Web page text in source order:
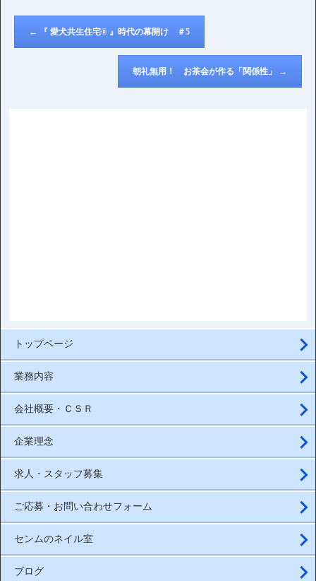
← 『 愛犬共生住宅® 』時代の幕開け ＃5
朝礼無用！ お茶会が作る「関係性」 →
トップページ
業務内容
会社概要・ＣＳＲ
企業理念
求人・スタッフ募集
ご応募・お問い合わせフォーム
センムのネイル室
ブログ